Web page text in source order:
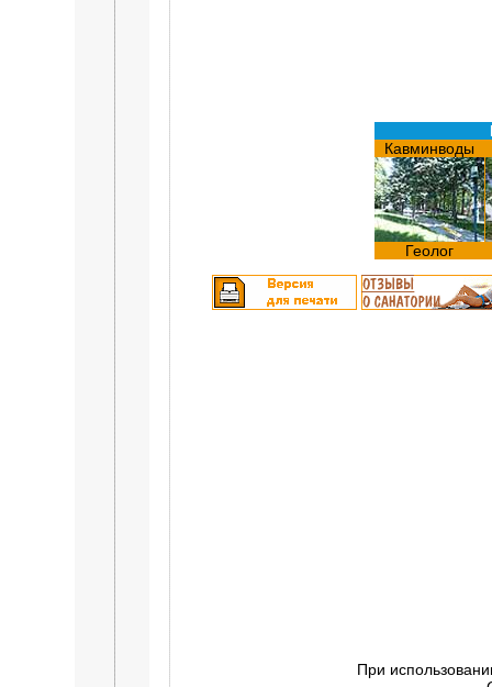
Кавминводы
Геолог
При